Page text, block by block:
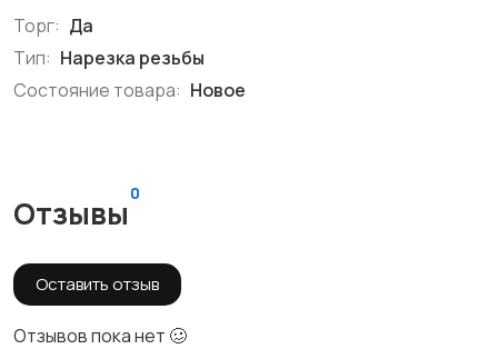
Торг: Да
Тип: Нарезка резьбы
Состояние товара: Новое
Отзывы
0
Оставить отзыв
Отзывов пока нет 🥴